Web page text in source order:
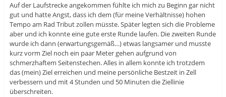
Auf der Laufstrecke angekommen fühlte ich mich zu Beginn gar nicht
gut und hatte Angst, dass ich dem (für meine Verhältnisse) hohen
Tempo am Rad Tribut zollen müsste. Später legten sich die Probleme
aber und ich konnte eine gute erste Runde laufen. Die zweiten Runde
wurde ich dann (erwartungsgemäß…) etwas langsamer und musste
kurz vorm Ziel noch ein paar Meter gehen aufgrund von
schmerzhaftem Seitenstechen. Alles in allem konnte ich trotzdem
das (mein) Ziel erreichen und meine persönliche Bestzeit in Zell
verbessern und mit 4 Stunden und 50 Minuten die Ziellinie
überschreiten.